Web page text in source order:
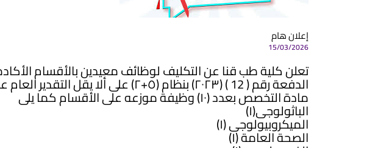
إعلان هام
15/03/2026
تعلن كلية طب قنا عن التكليف لوظائف معيدين بالأقسام
الدفعة رقم ( 12 ) (٢٠٢٣) بنظام (٥+٢) على
مادة التخصص بعدد (١٠) وظيفة موزعه على الأقسام كما يلى
الباثولوجى(١)
الميكروبيولوجى (١)
الصحة العامة (١)